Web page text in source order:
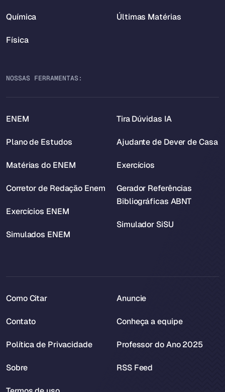
Química
Física
Últimas Matérias
NOSSAS FERRAMENTAS:
ENEM
Plano de Estudos
Matérias do ENEM
Corretor de Redação Enem
Exercícios ENEM
Simulados ENEM
Tira Dúvidas IA
Ajudante de Dever de Casa
Exercícios
Gerador Referências
Bibliográficas ABNT
Simulador SiSU
Como Citar
Contato
Política de Privacidade
Sobre
Anuncie
Conheça a equipe
Professor do Ano 2025
RSS Feed